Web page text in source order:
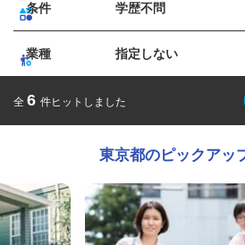
条件 学歴不問
業種 指定しない
全 6 件ヒットしました
東京都のピックアッ